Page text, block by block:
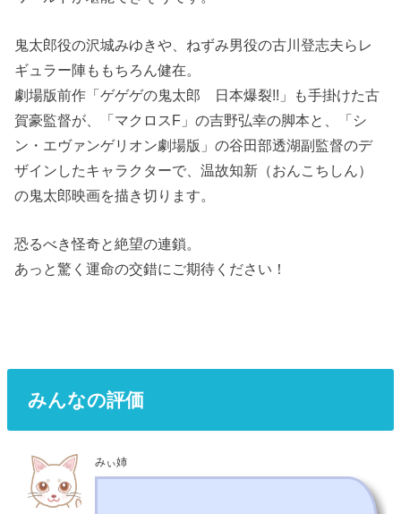
鬼太郎役の沢城みゆきや、ねずみ男役の古川登志夫らレ
ギュラー陣ももちろん健在。
劇場版前作「ゲゲゲの鬼太郎 日本爆裂!!」も手掛けた古
賀豪監督が、「マクロスF」の吉野弘幸の脚本と、「シ
ン・エヴァンゲリオン劇場版」の谷田部透湖副監督のデ
ザインしたキャラクターで、温故知新（おんこちしん）
の鬼太郎映画を描き切ります。
恐るべき怪奇と絶望の連鎖。
あっと驚く運命の交錯にご期待ください！
みんなの評価
みぃ姉